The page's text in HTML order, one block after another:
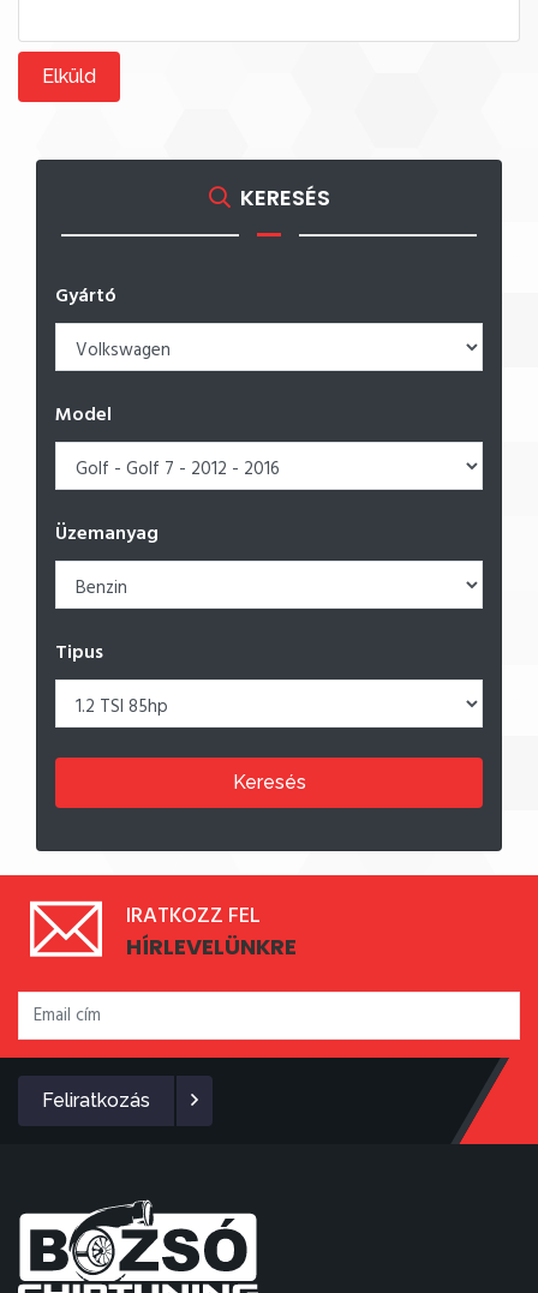
Elküld
KERESÉS
Gyártó
Model
Üzemanyag
Tipus
Keresés
IRATKOZZ FEL
HÍRLEVELÜNKRE
Feliratkozás